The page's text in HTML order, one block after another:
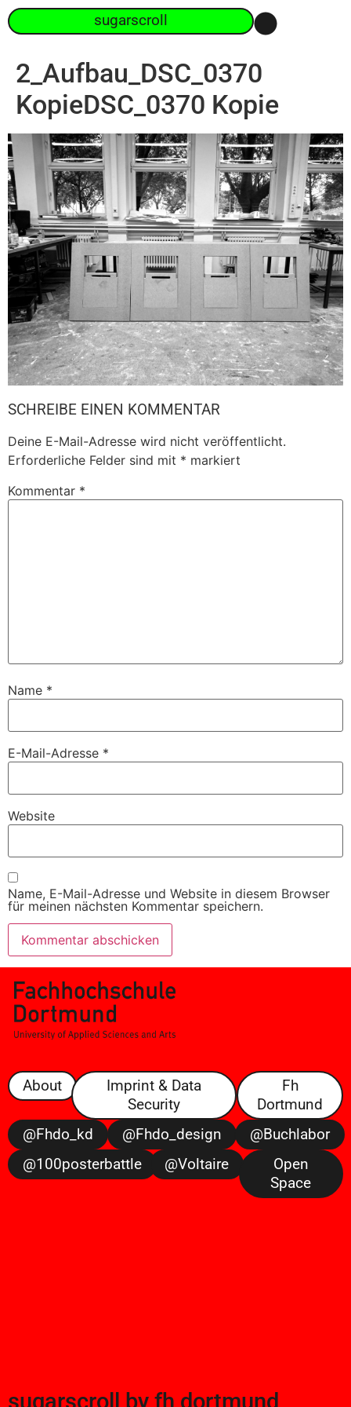
sugarscroll
2_Aufbau_DSC_0370
KopieDSC_0370 Kopie
SCHREIBE EINEN KOMMENTAR
Deine E-Mail-Adresse wird nicht veröffentlicht.
Erforderliche Felder sind mit * markiert
Kommentar *
Name *
E-Mail-Adresse *
Website
Name, E-Mail-Adresse und Website in diesem Browser
für meinen nächsten Kommentar speichern.
About
Imprint & Data
Security
Fh
Dortmund
@fhdo_kd
@fhdo_design
@buchlabor
@100posterbattle
@voltaire
Open
Space
sugarscroll by fh dortmund